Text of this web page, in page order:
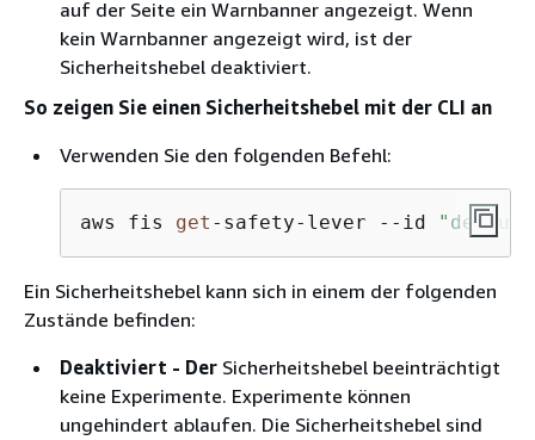
auf der Seite ein Warnbanner angezeigt. Wenn
kein Warnbanner angezeigt wird, ist der
Sicherheitshebel deaktiviert.
So zeigen Sie einen Sicherheitshebel mit der CLI an
Verwenden Sie den folgenden Befehl:
aws fis get -safety-lever --id
Ein Sicherheitshebel kann sich in einem der folgenden
Zustände befinden:
Deaktiviert ‐ Der Sicherheitshebel beeinträchtigt
keine Experimente. Experimente können
ungehindert ablaufen. Die Sicherheitshebel sind